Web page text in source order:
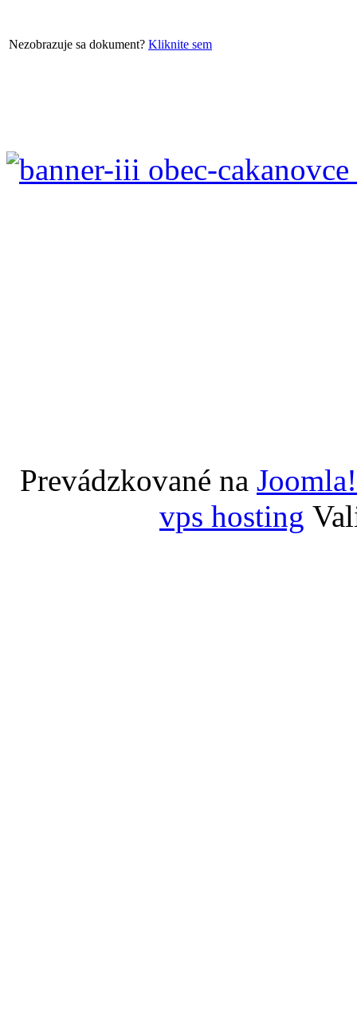
Nezobrazuje sa dokument? Kliknite sem
Prevádzkované na Joomla!
vps hosting